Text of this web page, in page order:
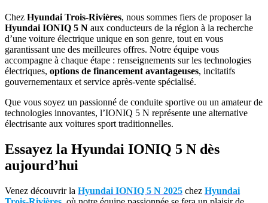
Chez Hyundai Trois-Rivières, nous sommes fiers de proposer la
Hyundai IONIQ 5 N aux conducteurs de la région à la recherche
d’une voiture électrique unique en son genre, tout en vous
garantissant une des meilleures offres. Notre équipe vous
accompagne à chaque étape : renseignements sur les technologies
électriques, options de financement avantageuses, incitatifs
gouvernementaux et service après-vente spécialisé.
Que vous soyez un passionné de conduite sportive ou un amateur de
technologies innovantes, l’IONIQ 5 N représente une alternative
électrisante aux voitures sport traditionnelles.
Essayez la Hyundai IONIQ 5 N dès
aujourd’hui
Venez découvrir la Hyundai IONIQ 5 N 2025 chez Hyundai